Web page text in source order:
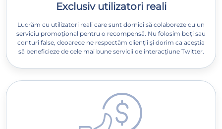
Exclusiv utilizatori reali
Lucrăm cu utilizatori reali care sunt dornici să colaboreze cu un
serviciu promoțional pentru o recompensă. Nu folosim boți sau
conturi false, deoarece ne respectăm clienții și dorim ca aceștia
să beneficieze de cele mai bune servicii de interacțiune Twitter.